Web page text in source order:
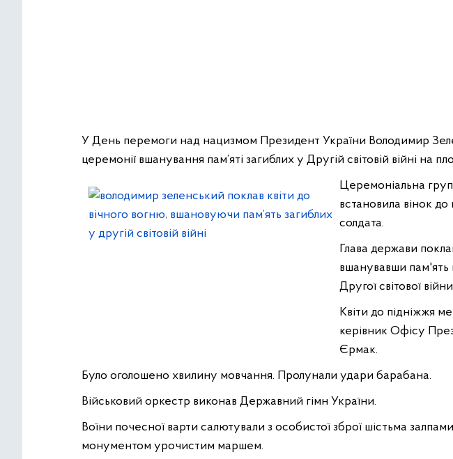
У День перемоги над нацизмом Президент України Володимир
церемонії вшанування пам’яті загиблих у Другій світовій війні на
Церемоніальна
встановила вінок
солдата.
Глава держави
вшанувавши пам'ять
Другої світової
Квіти до підніжжя
керівник Офісу
Єрмак.
Було оголошено хвилину мовчання. Пролунали удари барабана.
Військовий оркестр виконав Державний гімн України.
Воїни почесної варти салютували з особистої зброї шістьма
монументом урочистим маршем.